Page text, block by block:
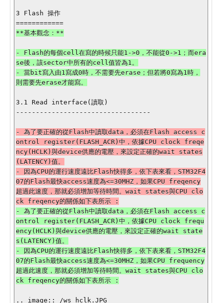
3 Flash 操作
- Flash的每個cell在寫的時候只能1->0，不能從0->1；而era
se後，該sector中所有的cell值皆為1。
- 當bit寫入由1寫成0時，不需要先erase；但若將0寫為1時，
則需要先erase才能寫。
3.1 Read interface(讀取)
----------------------------------
- 為了要正確的從Flash中讀取data，必須在Flash access c
ontrol register(FLASH_ACR)中，依據CPU clock freqe
ncy(HCLK)與device供應的電壓，來設定正確的wait states
(LATENCY)值。
- 因為CPU的運行速度遠比Flash快得多，依下表來看，STM32F4
07的Flash最快access速度為<=30MHZ，如果CPU freqency
超過此速度，那就必須增加等待時間。wait states與CPU clo
- 為了要正確的從Flash中讀取data，必須在Flash access c
ontrol register(FLASH_ACR)中，依據CPU clock frequ
ency(HCLK)與device供應的電壓，來設定正確的wait state
s(LATENCY)值。
- 因為CPU的運行速度遠比Flash快得多，依下表來看，STM32F4
07的Flash最快access速度為<=30MHZ，如果CPU frequency
超過此速度，那就必須增加等待時間。wait states與CPU clo
.. image:: /ws_hclk.JPG